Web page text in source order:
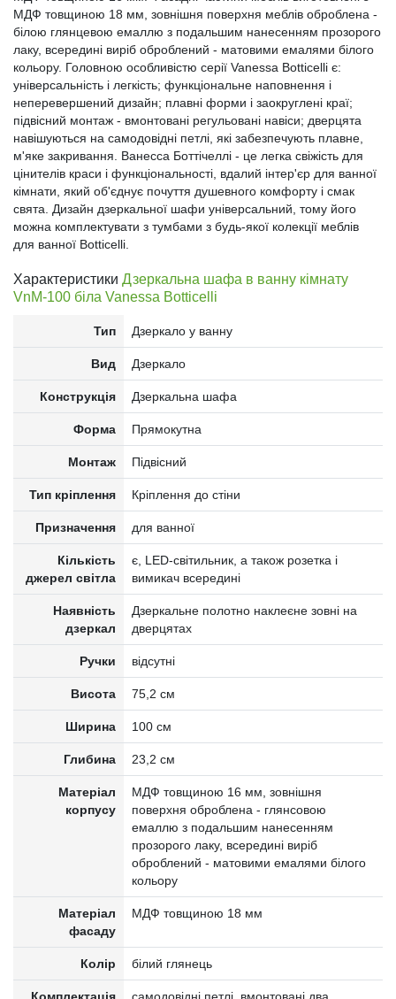
МДФ товщиною 18 мм, зовнішня поверхня меблів оброблена -
білою глянцевою емаллю з подальшим нанесенням прозорого
лаку, всередині виріб оброблений - матовими емалями білого
кольору. Головною особливістю серії Vanessa Botticelli є:
універсальність і легкість; функціональне наповнення і
неперевершений дизайн; плавні форми і заокруглені краї;
підвісний монтаж - вмонтовані регульовані навіси; дверцята
навішуються на самодовідні петлі, які забезпечують плавне,
м'яке закривання. Ванесса Боттічеллі - це легка свіжість для
цінителів краси і функціональності, вдалий інтер'єр для ванної
кімнати, який об'єднує почуття душевного комфорту і смак
свята. Дизайн дзеркальної шафи універсальний, тому його
можна комплектувати з тумбами з будь-якої колекції меблів
для ванної Botticelli.
Характеристики Дзеркальна шафа в ванну кімнату
VnM-100 біла Vanessa Botticelli
Тип Дзеркало у ванну
Вид Дзеркало
Конструкція Дзеркальна шафа
Форма Прямокутна
Монтаж Підвісний
Тип кріплення Кріплення до стіни
Призначення для ванної
Кількість
джерел світла
є, LED-світильник, а також розетка і
вимикач всередині
Наявність
дзеркал
Дзеркальне полотно наклеєне зовні на
дверцятах
Ручки відсутні
Висота 75,2 см
Ширина 100 см
Глибина 23,2 см
Матеріал
корпусу
МДФ товщиною 16 мм, зовнішня
поверхня оброблена - глянсовою
емаллю з подальшим нанесенням
прозорого лаку, всередині виріб
оброблений - матовими емалями білого
кольору
Матеріал
фасаду
МДФ товщиною 18 мм
Колір білий глянець